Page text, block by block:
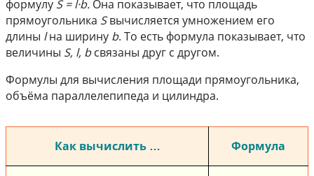
формулу S = l·b. Она показывает, что площадь
прямоугольника Sвычисляется умножением его
длины lна ширину b. То есть формула показывает, что
величины S, l, bсвязаны друг с другом.
Формулы для вычисления площади прямоугольника,
объёма параллелепипеда и цилиндра.
Как вычислить … Формула